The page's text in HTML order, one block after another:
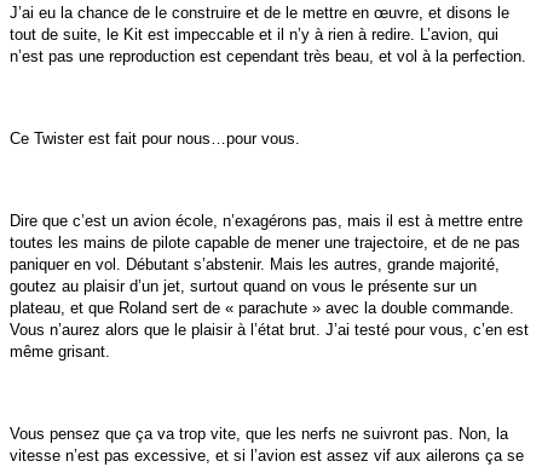
J’ai eu la chance de le construire et de le mettre en œuvre, et disons le
tout de suite, le Kit est impeccable et il n’y à rien à redire. L’avion, qui
n’est pas une reproduction est cependant très beau, et vol à la perfection.
Ce Twister est fait pour nous…pour vous.
Dire que c’est un avion école, n’exagérons pas, mais il est à mettre entre
toutes les mains de pilote capable de mener une trajectoire, et de ne pas
paniquer en vol. Débutant s’abstenir. Mais les autres, grande majorité,
goutez au plaisir d’un jet, surtout quand on vous le présente sur un
plateau, et que Roland sert de « parachute » avec la double commande.
Vous n’aurez alors que le plaisir à l’état brut. J’ai testé pour vous, c’en est
même grisant.
Vous pensez que ça va trop vite, que les nerfs ne suivront pas. Non, la
vitesse n’est pas excessive, et si l’avion est assez vif aux ailerons ça se